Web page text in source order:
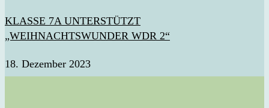
KLASSE 7A UNTERSTÜTZT
„WEIHNACHTSWUNDER WDR 2“
18. Dezember 2023